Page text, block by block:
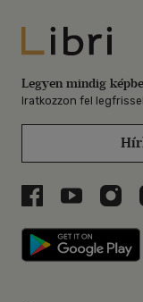
Libri
Legyen mindig
Iratkozzon fel
Libri aLibri a